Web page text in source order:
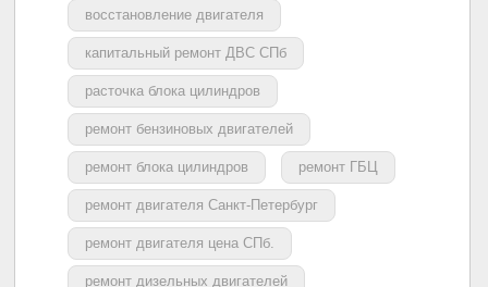
восстановление двигателя
капитальный ремонт ДВС СПб
расточка блока цилиндров
ремонт бензиновых двигателей
ремонт блока цилиндров ремонт ГБЦ
ремонт двигателя Санкт-Петербург
ремонт двигателя цена СПб.
ремонт дизельных двигателей